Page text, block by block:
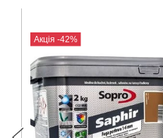
Акція -42%